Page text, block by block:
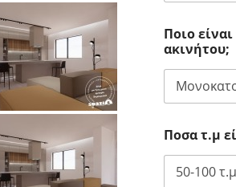
Ποιο
ακινήτου;
Ποσα τ.μ